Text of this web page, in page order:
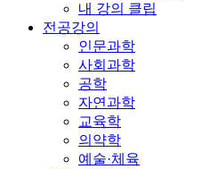
내 강의 클립
전공강의
인문과학
사회과학
공학
자연과학
교육학
의약학
예술·체육